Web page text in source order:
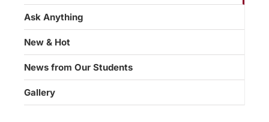
Ask Anything
New & Hot
News from Our Students
Gallery